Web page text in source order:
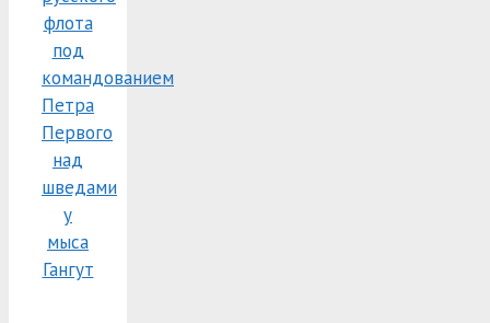
флота
под
командованием
Петра
Первого
над
шведами
у
мыса
Гангут